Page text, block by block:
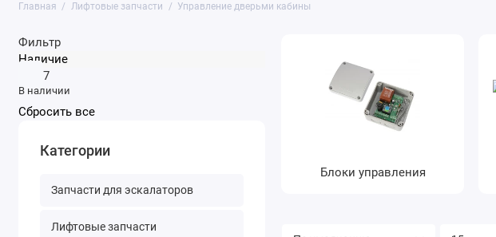
Главная Лифтовые запчасти Управление дверьми кабины
Фильтр
Наличие
7
В наличии
Категории
Запчасти для эскалаторов
Лифтовые запчасти
Блоки управления